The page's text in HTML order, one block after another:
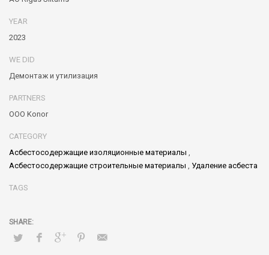
YEAR
2023
WE DID
Демонтаж и утилизация
PARTNERS
OOO Konor
CATEGORY
Асбестосодержащие изоляционные материалы ,
Асбестосодержащие строительные материалы , Удаление асбеста
TAGS